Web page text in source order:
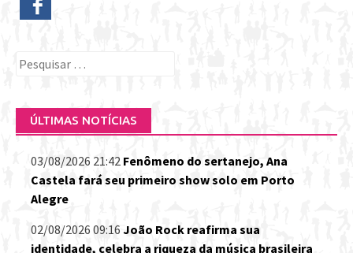
Pesquisar
ÚLTIMAS NOTÍCIAS
03/08/2026 21:42 Fenômeno do sertanejo, Ana
Castela fará seu primeiro show solo em Porto
Alegre
02/08/2026 09:16 João Rock reafirma sua
identidade, celebra a riqueza da música brasileira